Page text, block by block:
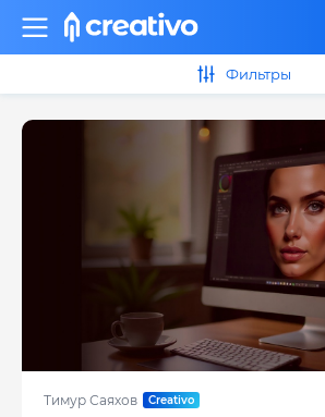
Фильтры
Тимур Саяхов